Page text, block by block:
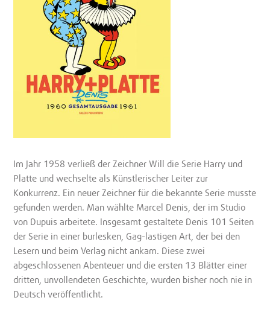
Im Jahr 1958 verließ der Zeichner Will die Serie Harry und
Platte und wechselte als Künstlerischer Leiter zur
Konkurrenz. Ein neuer Zeichner für die bekannte Serie musste
gefunden werden. Man wählte Marcel Denis, der im Studio
von Dupuis arbeitete. Insgesamt gestaltete Denis 101 Seiten
der Serie in einer burlesken, Gag-lastigen Art, der bei den
Lesern und beim Verlag nicht ankam. Diese zwei
abgeschlossenen Abenteuer und die ersten 13 Blätter einer
dritten, unvollendeten Geschichte, wurden bisher noch nie in
Deutsch veröffentlicht.